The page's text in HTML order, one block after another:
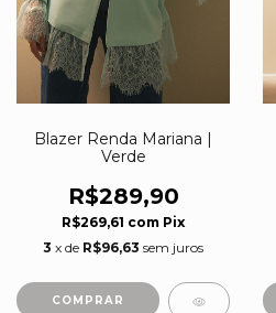
Blazer Renda Mariana |
Verde
R$289,90
R$269,61 com Pix
3 x de R$96,63 sem juros
COMPRAR